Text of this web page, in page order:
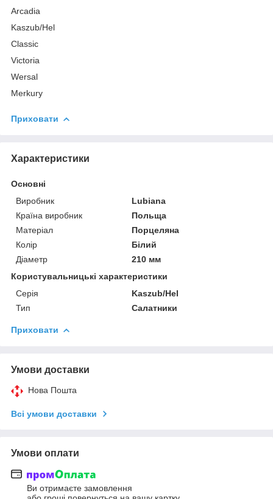
Arcadia
Kaszub/Hel
Classic
Victoria
Wersal
Merkury
Приховати
Характеристики
Основні
Виробник
Lubiana
Країна виробник
Польща
Матеріал
Порцеляна
Колір
Білий
Діаметр
210 мм
Користувальницькі характеристики
Серія
Kaszub/Hel
Тип
Салатники
Приховати
Умови доставки
Нова Пошта
Всі умови доставки
Умови оплати
Ви отримаєте замовлення